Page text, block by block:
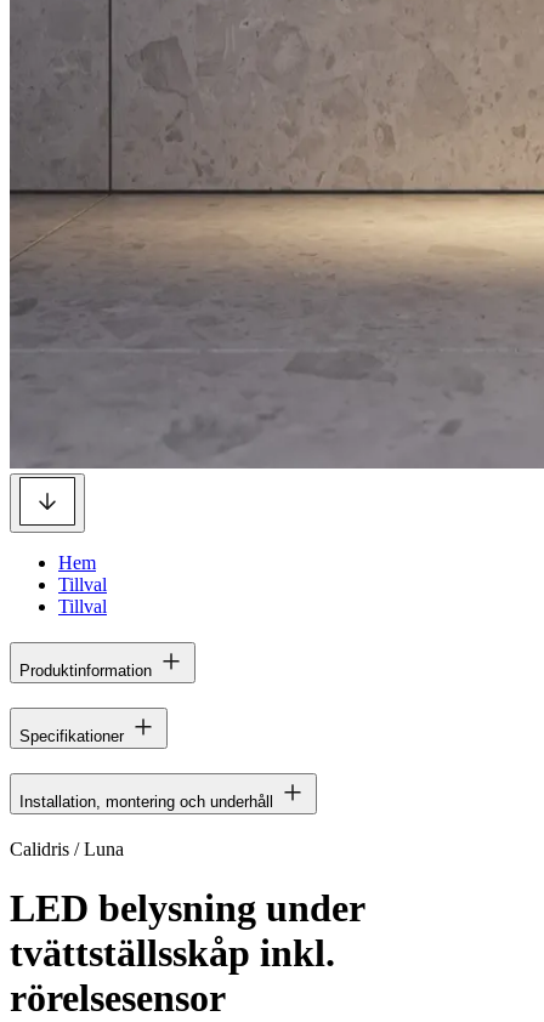
Hem
Tillval
Tillval
Produktinformation
Specifikationer
Installation, montering och underhåll
Calidris / Luna
LED belysning under
tvättställsskåp inkl.
rörelsesensor